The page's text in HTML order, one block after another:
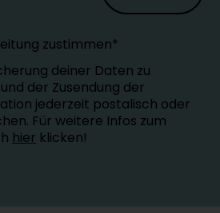
zustimmen*
deiner Daten zu
der Zusendung der
jederzeit postalisch oder
Für weitere Infos zum
hier klicken!